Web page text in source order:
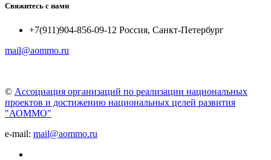
Свяжитесь с нами
+7(911)904-856-09-12 Россия, Санкт-Петербург
mail@aommo.ru
© Ассоциация организаций по реализации национальных
проектов и достижению национальных целей развития
"АОММО"
e-mail: mail@aommo.ru